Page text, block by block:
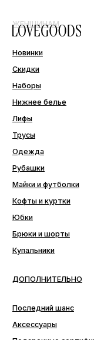
Новинки
Нижнее белье
Скидки
Рубашки
Лифы
Последний шанс
Аксессуары
Подарочная упаковка
ДОПОЛНИТЕЛЬНО
Брюки и шорты
Юбки
Майки и футболки